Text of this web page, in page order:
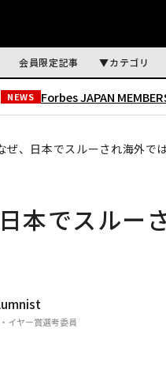
会員限定記事 カテゴリ
NEWS Forbes JAPAN
ぜ、日本でスルーされ海外で
本でスルー
イヤー賞選考委員